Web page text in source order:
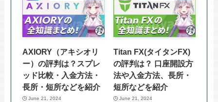
AXIORY（アキシオリ
ー）の評判は？スプレ
ッド比較・入金方法・
長所・短所などを紹介
June 21, 2024
Titan FX(タイタンFX)
の評判は？ 口座開設方
法や入金方法、長所・
短所などを紹介
June 21, 2024